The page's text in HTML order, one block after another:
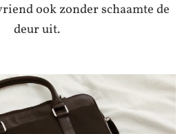
ook zonder schaamte de
deur uit.